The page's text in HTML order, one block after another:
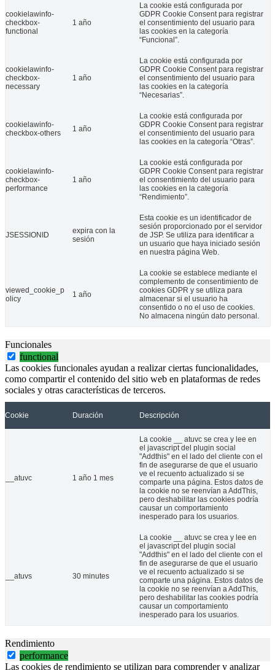
La Federación de Asociaciones de Personas con Discapacidad
17 Feb 2022
CLM Inclusiva COCEMFE clausura en Ciudad Real el curso
CLM Inclusiva COCEMFE ha clausurado con la entrega de
COCEMFE Asturias firma un convenio para facilitar servicios de
COCEMFE Asturias ha firmado un convenio de colaboración con
Mujeres con discapacidad reclaman medidas de protección contra
CEMUDIS, COCEMFE, CIMUDIS y FENAMUDIP, como
COCEMFE entrega los Premios Sociedad Inclusiva 2024 y anima a
cookielawinfo-
checkbox-
functional
1 año
La cookie está configurada por
GDPR Cookie Consent para registrar
el consentimiento del usuario para
las cookies en la categoría
“Funcional”.
cookielawinfo-
checkbox-
necessary
1 año
La cookie está configurada por
GDPR Cookie Consent para registrar
el consentimiento del usuario para
las cookies en la categoría
“Necesarias”.
cookielawinfo-
checkbox-others
1 año
La cookie está configurada por
GDPR Cookie Consent para registrar
el consentimiento del usuario para
las cookies en la categoría “Otras”.
cookielawinfo-
checkbox-
performance
1 año
La cookie está configurada por
GDPR Cookie Consent para registrar
el consentimiento del usuario para
las cookies en la categoría
“Rendimiento”.
JSESSIONID
expira con la
sesión
Esta cookie es un identificador de
sesión proporcionado por el servidor
de JSP. Se utiliza para identificar a
un usuario que haya iniciado sesión
en nuestra página Web.
viewed_cookie_p
olicy
1 año
La cookie se establece mediante el
complemento de consentimiento de
cookies GDPR y se utiliza para
almacenar si el usuario ha
consentido o no el uso de cookies.
No almacena ningún dato personal.
Funcionales
functional
Las cookies funcionales ayudan a realizar ciertas funcionalidades,
como compartir el contenido del sitio web en plataformas de redes
sociales y otras características de terceros.
Cookie Duración Descripción
__atuvc 1 año 1 mes
La cookie __ atuvc se crea y lee en
el javascript del plugin social
"Addthis" en el lado del cliente con el
fin de asegurarse de que el usuario
ve el recuento actualizado si se
comparte una página. Estos datos de
la cookie no se reenvían a AddThis,
pero deshabilitar las cookies podría
causar un comportamiento
inesperado para los usuarios.
__atuvs 30 minutes
La cookie __ atuvc se crea y lee en
el javascript del plugin social
"Addthis" en el lado del cliente con el
fin de asegurarse de que el usuario
ve el recuento actualizado si se
comparte una página. Estos datos de
la cookie no se reenvían a AddThis,
pero deshabilitar las cookies podría
causar un comportamiento
inesperado para los usuarios.
Rendimiento
performance
Las cookies de rendimiento se utilizan para comprender y analizar